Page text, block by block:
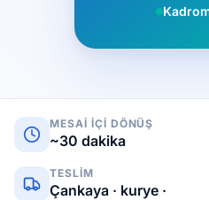
MESAI IÇI DÖNÜŞ
~30 dakika
TESLIM
Çankaya · kurye ·